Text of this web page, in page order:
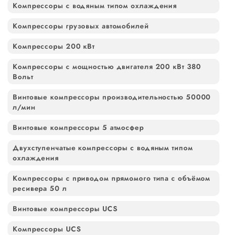
Компрессоры с водяным типом охлаждения
Компрессоры грузовых автомобилей
Компрессоры 200 кВт
Компрессоры с мощностью двигателя 200 кВт 380
Вольт
Винтовые компрессоры производительностью 50000
л/мин
Винтовые компрессоры 5 атмосфер
Двухступенчатые компрессоры с водяным типом
охлаждения
Компрессоры с приводом прямомого типа с объёмом
ресивера 50 л
Винтовые компрессоры UCS
Компрессоры UCS